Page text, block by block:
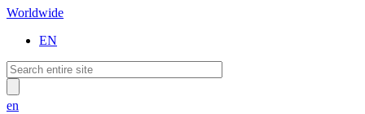
Worldwide
EN
en